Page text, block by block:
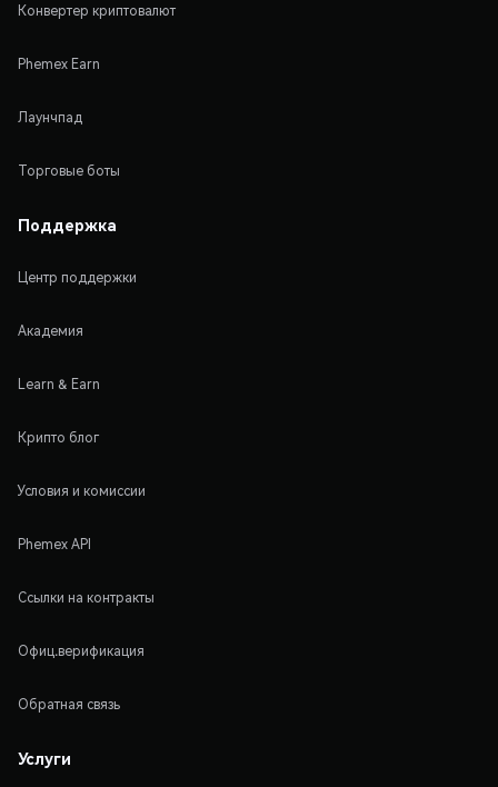
Конвертер криптовалют
Phemex Earn
Лаунчпад
Торговые боты
Поддержка
Центр поддержки
Академия
Learn & Earn
Крипто блог
Условия и комиссии
Phemex API
Ссылки на контракты
Офиц.верификация
Обратная связь
Услуги